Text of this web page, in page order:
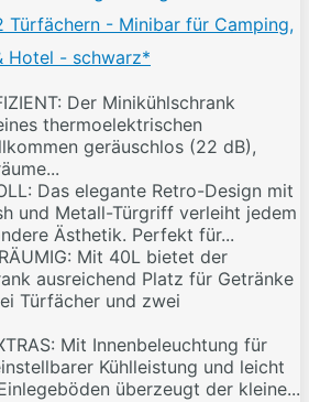
Türfächern - Minibar für Camping,
Hotel - schwarz*
Der Minikühlschrank
thermoelektrischen
geräuschlos (22 dB),
Das elegante Retro-Design mit
und Metall-Türgriff verleiht jedem
Ästhetik. Perfekt für...
Mit 40L bietet der
ausreichend Platz für Getränke
Türfächer und zwei
Mit Innenbeleuchtung für
Kühlleistung und leicht
überzeugt der kleine...